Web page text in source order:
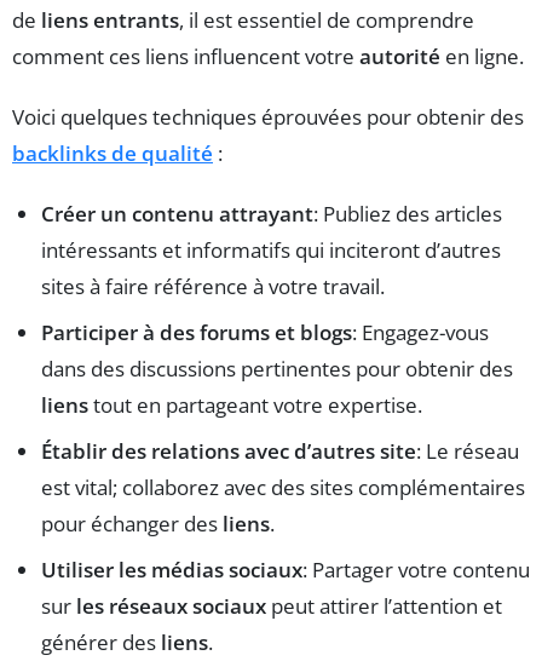
de liens entrants, il est essentiel de comprendre
comment ces liens influencent votre autorité en ligne.
Voici quelques techniques éprouvées pour obtenir des
backlinks de qualité :
Créer un contenu attrayant: Publiez des articles
intéressants et informatifs qui inciteront d’autres
sites à faire référence à votre travail.
Participer à des forums et blogs: Engagez-vous
dans des discussions pertinentes pour obtenir des
lienstout en partageant votre expertise.
Établir des relations avec d’autres site: Le réseau
est vital; collaborez avec des sites complémentaires
pour échanger des liens.
Utiliser les médias sociaux: Partager votre contenu
sur les réseaux sociaux peut attirer l’attention et
générer des liens.